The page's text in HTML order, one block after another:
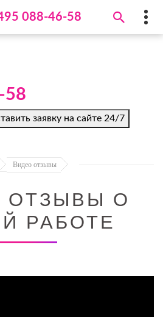
105007
3)
info@batobiz.ru
088-46-58
58
заявку на сайте 24/7
Видео отзывы
ОТЗЫВЫ О
РАБОТЕ